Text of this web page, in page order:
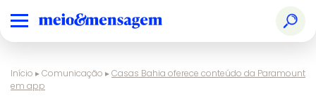
Início ▸Comunicação ▸Casas Bahia oferece conteúdo da Paramount
em app